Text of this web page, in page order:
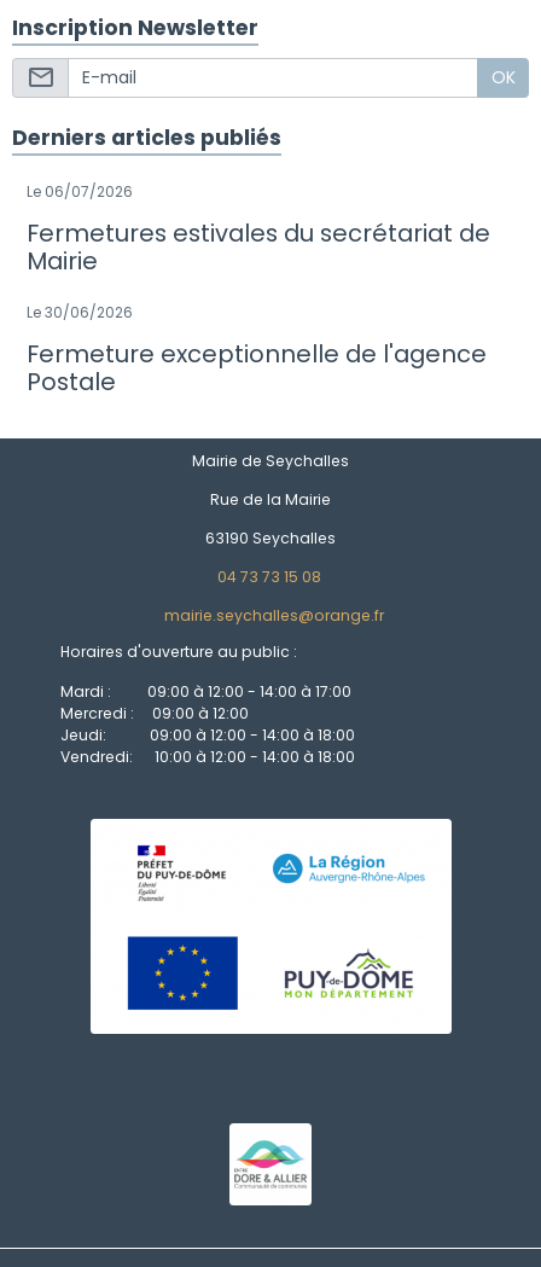
Inscription Newsletter
OK
Derniers articles publiés
Le 06/07/2026
Fermetures estivales du secrétariat de
Mairie
Le 30/06/2026
Fermeture exceptionnelle de l'agence
Postale
Mairie de Seychalles
Rue de la Mairie
63190 Seychalles
04 73 73 15 08
mairie.seychalles@orange.fr
Horaires d'ouverture au public :
Mardi : 09:00 à 12:00 - 14:00 à 17:00
Mercredi : 09:00 à 12:00
Jeudi: 09:00 à 12:00 - 14:00 à 18:00
Vendredi: 10:00 à 12:00 - 14:00 à 18:00